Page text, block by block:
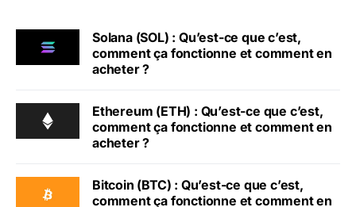
Solana (SOL) : Qu’est-ce que c’est,
comment ça fonctionne et comment en
acheter ?
Ethereum (ETH) : Qu’est-ce que c’est,
comment ça fonctionne et comment en
acheter ?
Bitcoin (BTC) : Qu’est-ce que c’est,
comment ça fonctionne et comment en